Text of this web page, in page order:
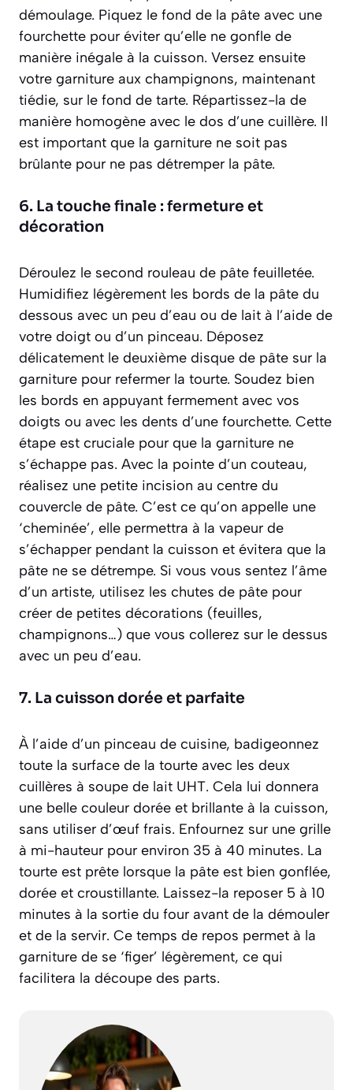
démoulage. Piquez le fond de la pâte avec une
fourchette pour éviter qu’elle ne gonfle de
manière inégale à la cuisson. Versez ensuite
votre garniture aux champignons, maintenant
tiédie, sur le fond de tarte. Répartissez-la de
manière homogène avec le dos d’une cuillère. Il
est important que la garniture ne soit pas
brûlante pour ne pas détremper la pâte.
6. La touche finale : fermeture et
décoration
Déroulez le second rouleau de pâte feuilletée.
Humidifiez légèrement les bords de la pâte du
dessous avec un peu d’eau ou de lait à l’aide de
votre doigt ou d’un pinceau. Déposez
délicatement le deuxième disque de pâte sur la
garniture pour refermer la tourte. Soudez bien
les bords en appuyant fermement avec vos
doigts ou avec les dents d’une fourchette. Cette
étape est cruciale pour que la garniture ne
s’échappe pas. Avec la pointe d’un couteau,
réalisez une petite incision au centre du
couvercle de pâte. C’est ce qu’on appelle une
‘cheminée’, elle permettra à la vapeur de
s’échapper pendant la cuisson et évitera que la
pâte ne se détrempe. Si vous vous sentez l’âme
d’un artiste, utilisez les chutes de pâte pour
créer de petites décorations (feuilles,
champignons…) que vous collerez sur le dessus
avec un peu d’eau.
7. La cuisson dorée et parfaite
À l’aide d’un pinceau de cuisine, badigeonnez
toute la surface de la tourte avec les deux
cuillères à soupe de lait UHT. Cela lui donnera
une belle couleur dorée et brillante à la cuisson,
sans utiliser d’œuf frais. Enfournez sur une grille
à mi-hauteur pour environ 35 à 40 minutes. La
tourte est prête lorsque la pâte est bien gonflée,
dorée et croustillante. Laissez-la reposer 5 à 10
minutes à la sortie du four avant de la démouler
et de la servir. Ce temps de repos permet à la
garniture de se ‘figer’ légèrement, ce qui
facilitera la découpe des parts.